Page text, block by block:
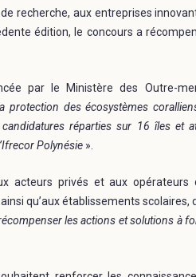
recherche, aux entreprises
édition, le concours a
par le Ministère des Outre-
protection des écosystèmes
réparties sur 16 îles et
Polynésie ».
acteurs privés et aux opérateurs
qu’aux établissements scolaires,
les actions et solutions à